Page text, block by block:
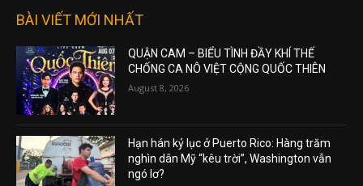
BÀI VIẾT MỚI NHẤT
QUẬN CAM – BIỂU TÌNH ĐẦY KHÍ THẾ
CHỐNG CA NÔ VIỆT CỘNG QUỐC THIÊN
August 8, 2026
Hạn hán kỷ lục ở Puerto Rico: Hàng trăm
nghìn dân Mỹ “kêu trời”, Washington vẫn
ngó lơ?